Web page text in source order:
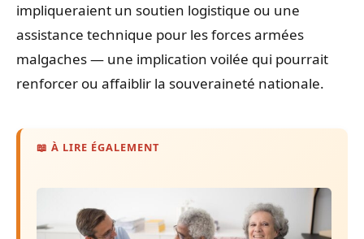
impliqueraient un soutien logistique ou une
assistance technique pour les forces armées
malgaches — une implication voilée qui pourrait
renforcer ou affaiblir la souveraineté nationale.
📖 À LIRE ÉGALEMENT